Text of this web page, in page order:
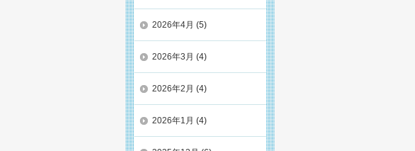
2026年4月 (5)
2026年3月 (4)
2026年2月 (4)
2026年1月 (4)